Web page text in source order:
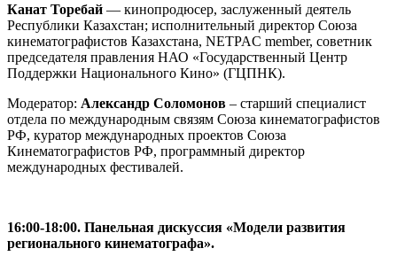
Канат Торебай — кинопродюсер, заслуженный деятель
Республики Казахстан; исполнительный директор Союза
кинематографистов Казахстана, NETPAC member, советник
председателя правления НАО «Государственный Центр
Поддержки Национального Кино» (ГЦПНК).
Модератор: Александр Соломонов – старший специалист
отдела по международным связям Союза кинематографистов
РФ, куратор международных проектов Союза
Кинематографистов РФ, программный директор
международных фестивалей.
16:00-18:00. Панельная дискуссия «Модели развития
регионального кинематографа».